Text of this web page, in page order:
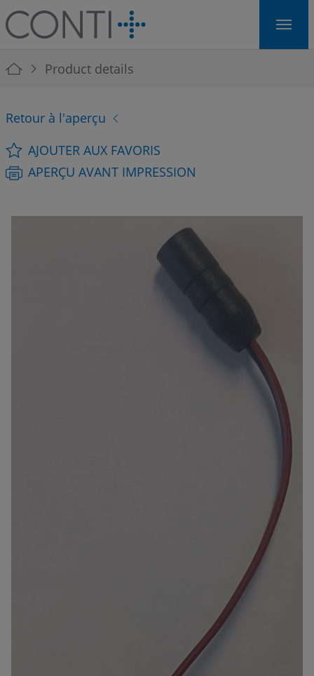
Skip to main navigation
Skip to main content
Skip to page footer
You are here:
Product details
Retour à l'aperçu
AJOUTER AUX FAVORIS
APERÇU AVANT IMPRESSION